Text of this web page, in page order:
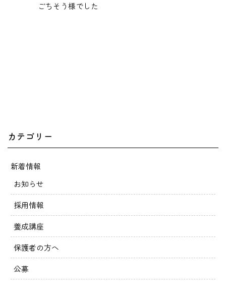
ごちそう様でした
カテゴリー
新着情報
お知らせ
採用情報
養成講座
保護者の方へ
公募